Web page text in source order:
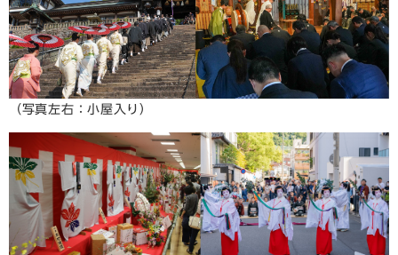
（写真左右：小屋入り）